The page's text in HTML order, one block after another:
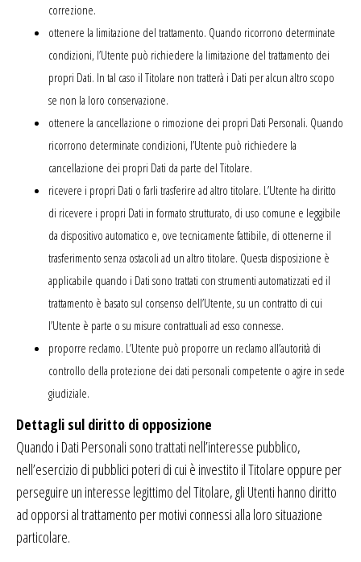
correzione.
ottenere la limitazione del trattamento. Quando ricorrono determinate
condizioni, l’Utente può richiedere la limitazione del trattamento dei
propri Dati. In tal caso il Titolare non tratterà i Dati per alcun altro scopo
se non la loro conservazione.
ottenere la cancellazione o rimozione dei propri Dati Personali. Quando
ricorrono determinate condizioni, l’Utente può richiedere la
cancellazione dei propri Dati da parte del Titolare.
ricevere i propri Dati o farli trasferire ad altro titolare. L’Utente ha diritto
di ricevere i propri Dati in formato strutturato, di uso comune e leggibile
da dispositivo automatico e, ove tecnicamente fattibile, di ottenerne il
trasferimento senza ostacoli ad un altro titolare. Questa disposizione è
applicabile quando i Dati sono trattati con strumenti automatizzati ed il
trattamento è basato sul consenso dell’Utente, su un contratto di cui
l’Utente è parte o su misure contrattuali ad esso connesse.
proporre reclamo. L’Utente può proporre un reclamo all’autorità di
controllo della protezione dei dati personali competente o agire in sede
giudiziale.
Dettagli sul diritto di opposizione
Quando i Dati Personali sono trattati nell’interesse pubblico,
nell’esercizio di pubblici poteri di cui è investito il Titolare oppure per
perseguire un interesse legittimo del Titolare, gli Utenti hanno diritto
ad opporsi al trattamento per motivi connessi alla loro situazione
particolare.